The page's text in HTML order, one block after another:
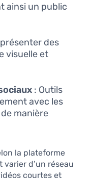
ainsi un public
des
visuelle et
: Outils
avec les
manière
la plateforme
d’un réseau
courtes et